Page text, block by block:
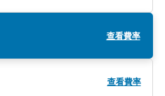
查看費率
查看費率